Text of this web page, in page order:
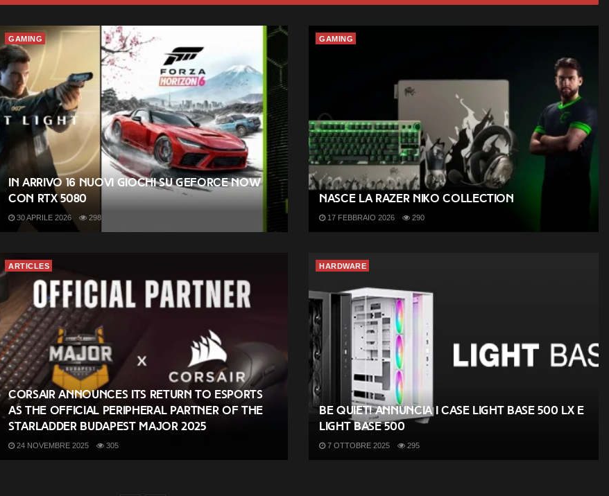
GAMING
In arrivo 16 nuovi giochi su GeForce NOW
con RTX 5080
30 APRILE 2026 298
GAMING
Nasce la Razer NiKo Collection
17 FEBBRAIO 2026 290
ARTICLES
CORSAIR Announces its Return to Esports
as the Official Peripheral Partner of the
StarLadder Budapest Major 2025
24 NOVEMBRE 2025 305
HARDWARE
be quiet! annuncia i case Light Base 500 LX e
Light Base 500
7 OTTOBRE 2025 295